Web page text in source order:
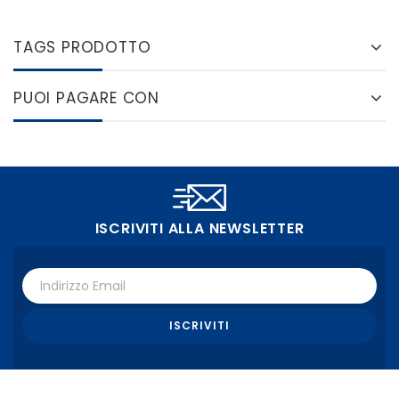
TAGS PRODOTTO
PUOI PAGARE CON
ISCRIVITI ALLA NEWSLETTER